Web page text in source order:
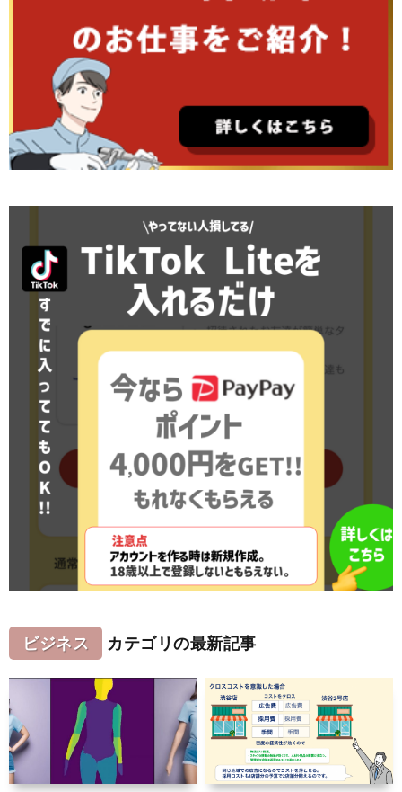
ビジネス カテゴリの最新記事